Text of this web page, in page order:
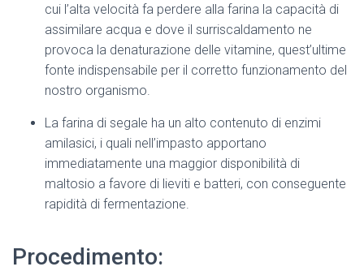
cui l’alta velocità fa perdere alla farina la capacità di
assimilare acqua e dove il surriscaldamento ne
provoca la denaturazione delle vitamine, quest’ultime
fonte indispensabile per il corretto funzionamento del
nostro organismo.
La farina di segale ha un alto contenuto di enzimi
amilasici, i quali nell’impasto apportano
immediatamente una maggior disponibilità di
maltosio a favore di lieviti e batteri, con conseguente
rapidità di fermentazione.
Procedimento: